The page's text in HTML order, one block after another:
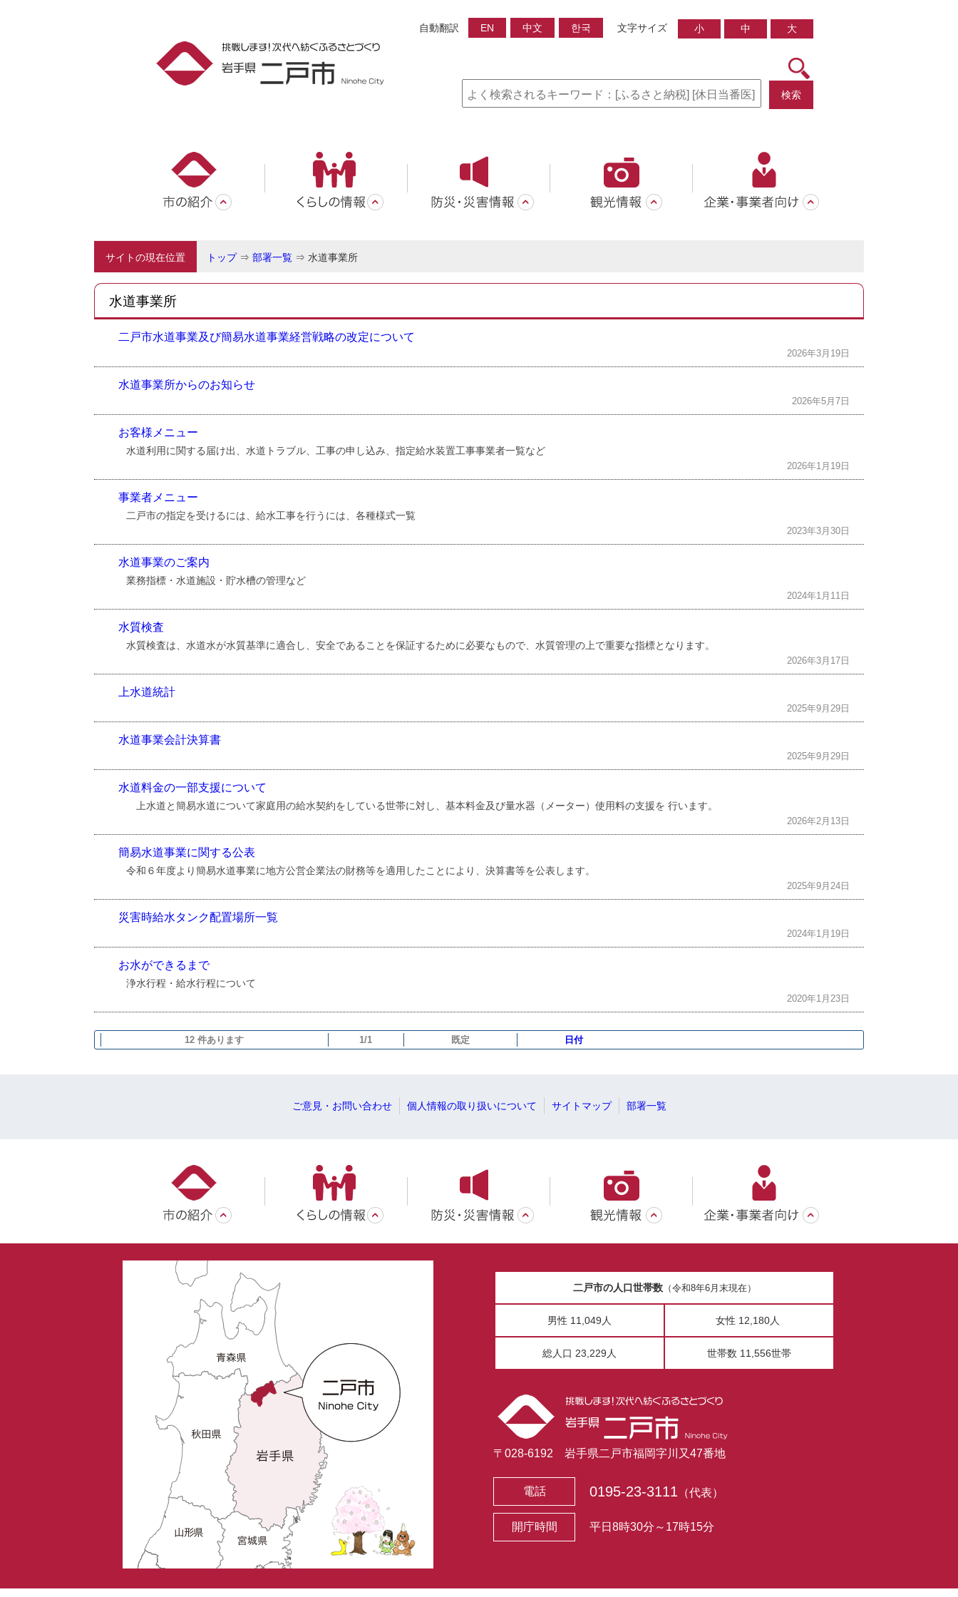
自動翻訳 EN 中文 한국 文字サイズ 小 中 大
検索
サイトの現在位置 トップ⇒ 部署一覧 ⇒ 水道事業所
水道事業所
二戸市水道事業及び簡易水道事業経営戦略の改定について
2026年3月19日
水道事業所からのお知らせ
2026年5月7日
お客様メニュー
水道利用に関する届け出、水道トラブル、工事の申し込み、指定給水装置工事事業者一覧など
2026年1月19日
事業者メニュー
二戸市の指定を受けるには、給水工事を行うには、各種様式一覧
2023年3月30日
水道事業のご案内
業務指標・水道施設・貯水槽の管理など
2024年1月11日
水質検査
水質検査は、水道水が水質基準に適合し、安全であることを保証するために必要なもので、水質管理の上で重要な指標となります。
2026年3月17日
上水道統計
2025年9月29日
水道事業会計決算書
2025年9月29日
水道料金の一部支援について
上水道と簡易水道について家庭用の給水契約をしている世帯に対し、基本料金及び量水器（メーター）使用料の支援を 行います。
2026年2月13日
簡易水道事業に関する公表
令和６年度より簡易水道事業に地方公営企業法の財務等を適用したことにより、決算書等を公表します。
2025年9月24日
災害時給水タンク配置場所一覧
2024年1月19日
お水ができるまで
浄水行程・給水行程について
2020年1月23日
12 件あります 1/1 既定 日付
ご意見・お問い合わせ 個人情報の取り扱いについて サイトマップ 部署一覧
二戸市の人口世帯数（令和8年6月末現在）
男性 11,049人 女性 12,180人
総人口 23,229人 世帯数 11,556世帯
〒028-6192 岩手県二戸市福岡字川又47番地
電話 0195-23-3111 （代表）
開庁時間 平日8時30分～17時15分